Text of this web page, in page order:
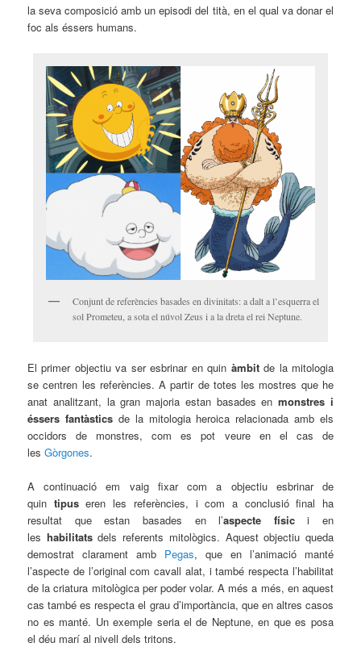
la seva composició amb un episodi del tità, en el qual va donar el
foc als éssers humans.
Conjunt de referències basades en divinitats: a dalt a l’esquerra el
sol Prometeu, a sota el núvol Zeus i a la dreta el rei Neptune.
El primer objectiu va ser esbrinar en quin àmbitde la mitologia
se centren les referències. A partir de totes les mostres que he
anat analitzant, la gran majoria estan basades enmonstres i
éssers fantàsticsde la mitologia heroica relacionada amb els
occidors de monstres, com es pot veure en el cas de
lesGòrgones.
A continuació em vaig fixar com a objectiu esbrinar de
quin tipuseren les referències, i com a conclusió final ha
resultat que estan basades en l’aspecte físici en
les habilitatsdels referents mitològics. Aquest objectiu queda
demostrat clarament amb Pegas, que en l’animació manté
l’aspecte de l’original com cavall alat, i també respecta l’habilitat
de la criatura mitològica per poder volar. A més a més, en aquest
cas també es respecta el grau d’importància, que en altres casos
no es manté. Un exemple seria el de Neptune, en que es posa
el déu marí al nivell dels tritons.